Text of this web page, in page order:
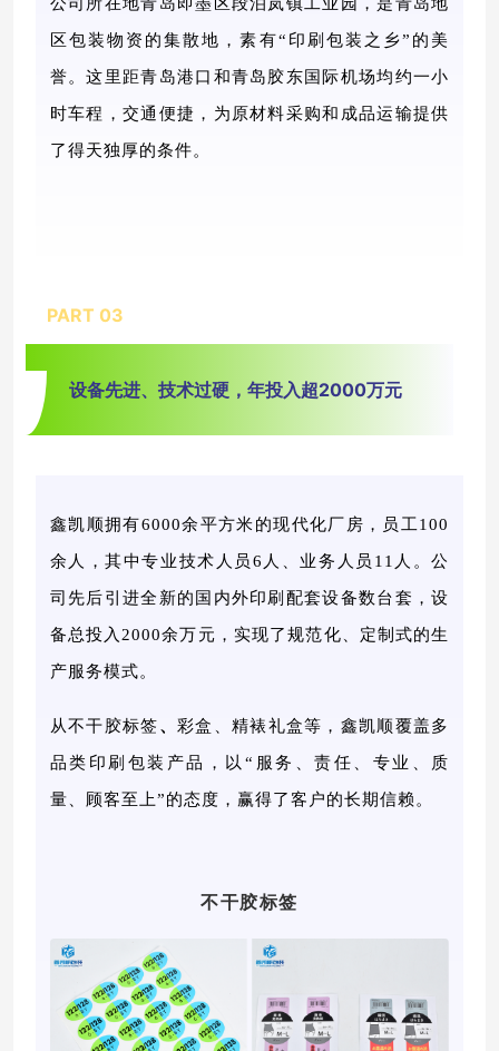
公司所在地青岛即墨区段泊岚镇工业园，是青岛地
区包装物资的集散地，素有“印刷包装之乡”的美
誉。这里距青岛港口和青岛胶东国际机场均约一小
时车程，交通便捷，为原材料采购和成品运输提供
了得天独厚的条件。
PART 03
设备先进、技术过硬，年投入超2000万元
鑫凯顺拥有6000余平方米的现代化厂房，员工100
余人，其中专业技术人员6人、业务人员11人。公
司先后引进全新的国内外印刷配套设备数台套，设
备总投入2000余万元，实现了规范化、定制式的生
产服务模式。
从不干胶标签、 彩盒、精裱礼盒等， 鑫凯顺覆盖多
品类印刷包装产品，以 “服务、责任、专业、质
量、顾客至上”的态度，赢得了客户的长期信赖。
不干胶标签